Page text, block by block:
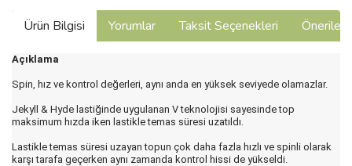
Ürün Bilgisi Yorumlar Taksit Seçenekleri
Açıklama
Spin, hız ve kontrol değerleri, aynı anda en yüksek seviyede olamazlar.
Jekyll & Hyde lastiğinde uygulanan V teknolojisi sayesinde top
maksimum hızda iken lastikle temas süresi uzatıldı.
Lastikle temas süresi uzayan topun çok daha fazla hızlı ve spinli olarak
karşı tarafa geçerken aynı zamanda kontrol hissi de yükseldi.